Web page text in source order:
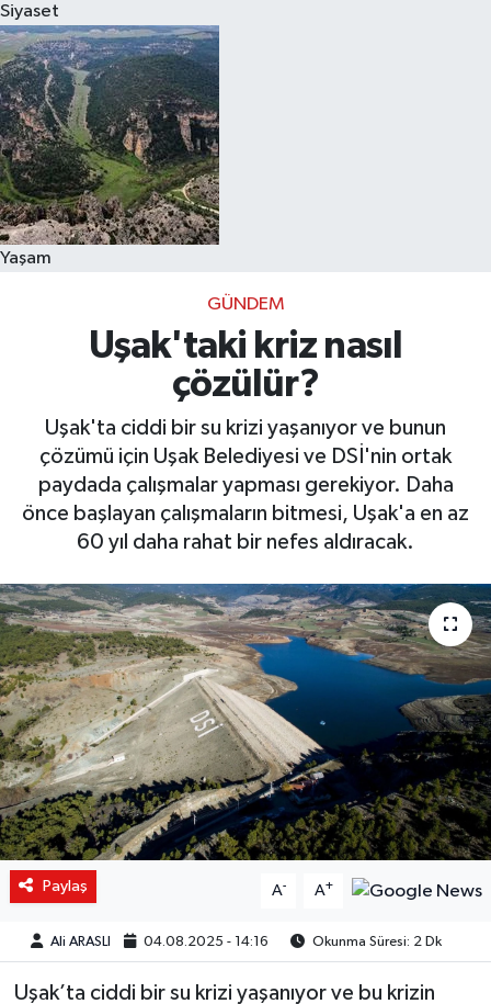
Siyaset
Yaşam
GÜNDEM
Uşak'taki kriz nasıl
çözülür?
Uşak'ta ciddi bir su krizi yaşanıyor ve bunun
çözümü için Uşak Belediyesi ve DSİ'nin ortak
paydada çalışmalar yapması gerekiyor. Daha
önce başlayan çalışmaların bitmesi, Uşak'a en az
60 yıl daha rahat bir nefes aldıracak.
Paylaş A- A+
Ali ARASLI 04.08.2025 - 14:16 Okunma Süresi: 2 Dk
Uşak’ta ciddi bir su krizi yaşanıyor ve bu krizin